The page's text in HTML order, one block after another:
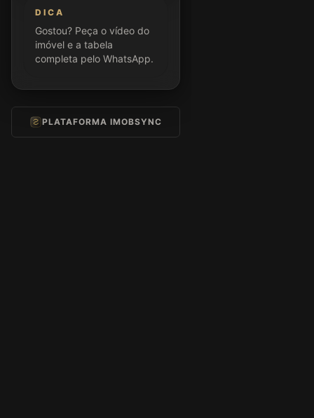
DICA
Gostou? Peça o vídeo do
imóvel e a tabela
completa pelo WhatsApp.
PLATAFORMA IMOBSYNC